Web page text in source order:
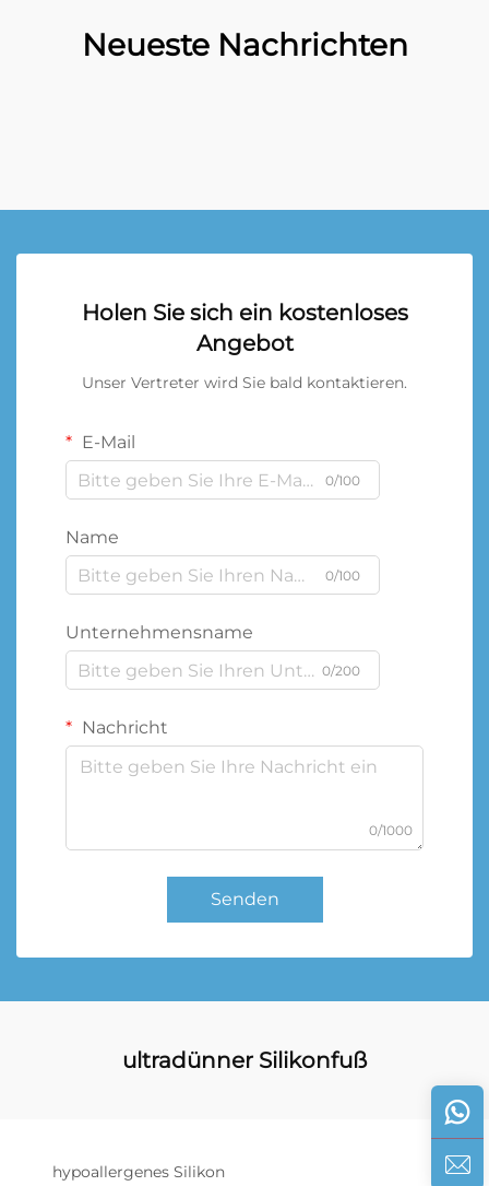
Neueste Nachrichten
Holen Sie sich ein kostenloses
Angebot
Unser Vertreter wird Sie bald kontaktieren.
E-Mail
0/100
Name
0/100
Unternehmensname
0/200
Nachricht
0/1000
Senden
ultradünner Silikonfuß
hypoallergenes Silikon